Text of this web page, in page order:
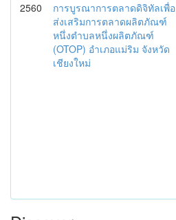
2560
การบูรณาการตลาดดิจิทัลเพื่อ
ส่งเสริมการตลาดผลิตภัณฑ์
หนึ่งตำบลหนึ่งผลิตภัณฑ์
(OTOP) อำเภอแม่ริม จังหวัด
เชียงใหม่